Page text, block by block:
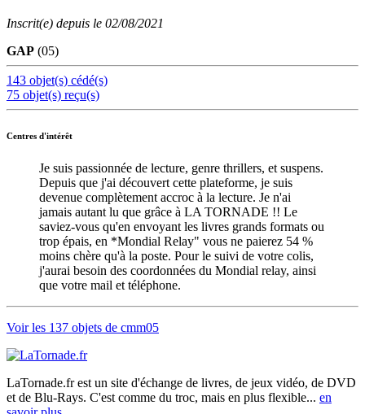
Inscrit(e) depuis le 02/08/2021
GAP (05)
143 objet(s) cédé(s)
75 objet(s) reçu(s)
Centres d'intérêt
Je suis passionnée de lecture, genre thrillers, et suspens.
Depuis que j'ai découvert cette plateforme, je suis
devenue complètement accroc à la lecture. Je n'ai
jamais autant lu que grâce à LA TORNADE !! Le
saviez-vous qu'en envoyant les livres grands formats ou
trop épais, en *Mondial Relay" vous ne paierez 54 %
moins chère qu'à la poste. Pour le suivi de votre colis,
j'aurai besoin des coordonnées du Mondial relay, ainsi
que votre mail et téléphone.
Voir les 137 objets de cmm05
LaTornade.frest un site d'échange de livres, de jeux vidéo, de DVD
et de Blu-Rays. C'est comme du troc, mais en plus flexible... en